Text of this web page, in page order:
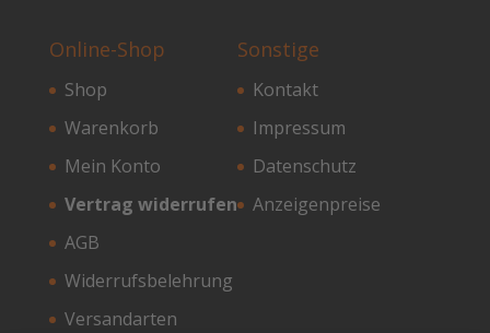
Online-Shop
Shop
Warenkorb
Mein Konto
Vertrag widerrufen
AGB
Widerrufsbelehrung
Versandarten
Sonstige
Kontakt
Impressum
Datenschutz
Anzeigenpreise